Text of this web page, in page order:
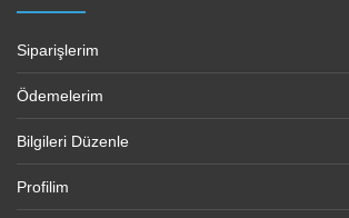
Siparişlerim
Ödemelerim
Bilgileri Düzenle
Profilim